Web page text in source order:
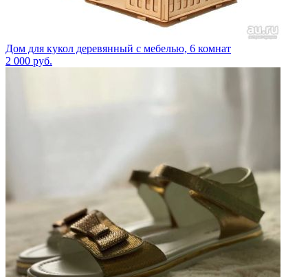
Дом для кукол деревянный с мебелью, 6 комнат
2 000 руб.